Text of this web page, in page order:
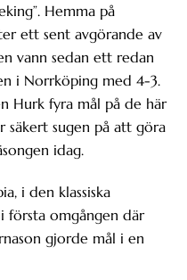
Hemma på
ett sent avgörande av
vann sedan ett redan
i Norrköping med 4-3.
Hurk fyra mål på de här
säkert sugen på att göra
idag.
i den klassiska
första omgången där
gjorde mål i en